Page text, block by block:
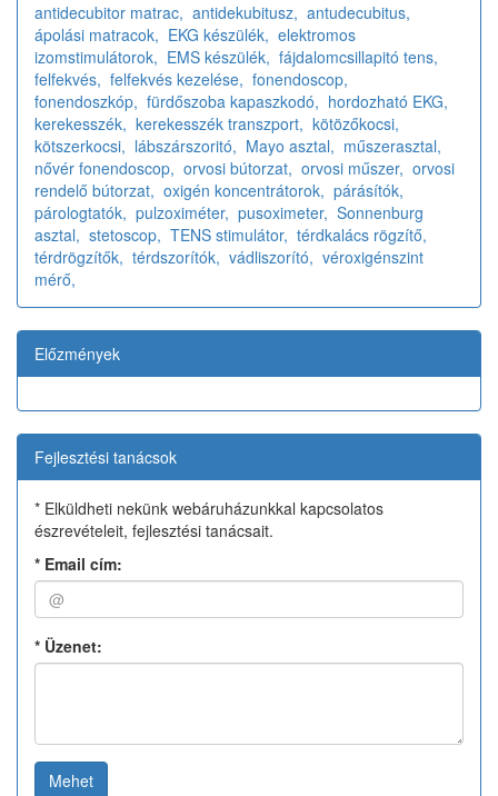
antidecubitor matrac, antidekubitusz, antudecubitus,
ápolási matracok, EKG készülék, elektromos
izomstimulátorok, EMS készülék, fájdalomcsillapitó tens,
felfekvés, felfekvés kezelése, fonendoscop,
fonendoszkóp, fürdőszoba kapaszkodó, hordozható EKG,
kerekesszék, kerekesszék transzport, kötözőkocsi,
kötszerkocsi, lábszárszoritó, Mayo asztal, műszerasztal,
nővér fonendoscop, orvosi bútorzat, orvosi műszer, orvosi
rendelő bútorzat, oxigén koncentrátorok, párásítók,
párologtatók, pulzoximéter, pusoximeter, Sonnenburg
asztal, stetoscop, TENS stimulátor, térdkalács rögzítő,
térdrögzítők, térdszorítók, vádliszorító, véroxigénszint
mérő,
Előzmények
Fejlesztési tanácsok
* Elküldheti nekünk webáruházunkkal kapcsolatos
észrevételeit, fejlesztési tanácsait.
* Email cím:
* Üzenet:
Mehet